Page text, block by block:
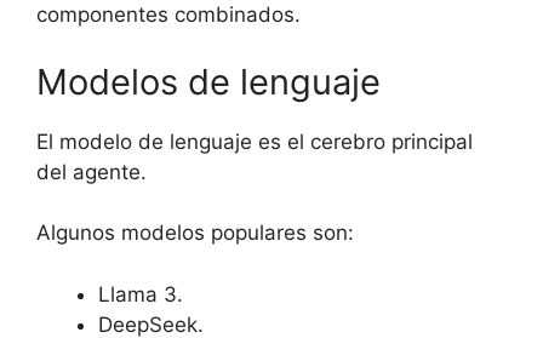
componentes combinados.
Modelos de lenguaje
El modelo de lenguaje es el cerebro principal
del agente.
Algunos modelos populares son:
Llama 3.
DeepSeek.